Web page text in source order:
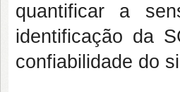
quantificar a
identificação da
confiabilidade do